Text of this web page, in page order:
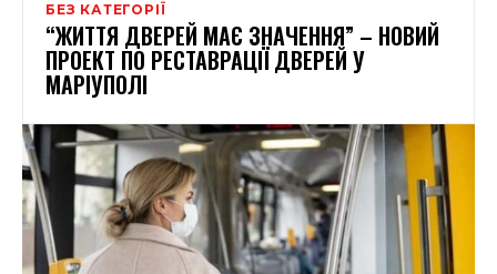
БЕЗ КАТЕГОРІЇ
“ЖИТТЯ ДВЕРЕЙ МАЄ ЗНАЧЕННЯ” – НОВИЙ
ПРОЕКТ ПО РЕСТАВРАЦІЇ ДВЕРЕЙ У
МАРІУПОЛІ